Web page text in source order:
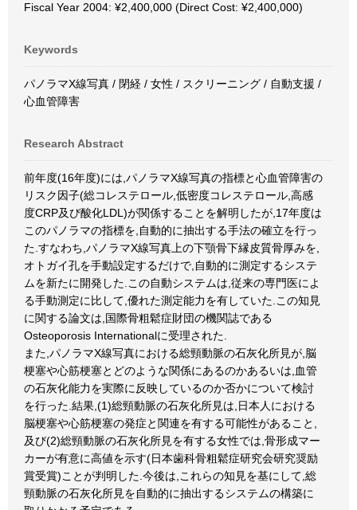
Fiscal Year 2004: ¥2,400,000 (Direct Cost: ¥2,400,000)
Keywords
パノラマX線写真 / 閉経 / 女性 / スクリーニング / 自動支援 /
心血管障害
Research Abstract
前年度(16年度)には,パノラマX線写真の指標と心血管障害の
リスク因子(総コレステロール,低密度コレステロール,高感
度CRP及び酸化LDL)が関係することを解明したが,17年度は
このパノラマの指標を,自動的に抽出する手法の確立を行っ
た.すなわち,パノラマX線写真上の下顎骨下縁皮質骨厚みを,
オトガイ孔を手動設定するだけで,自動的に測定するシステ
ムを新たに開発した.この自動システムは,従来の専門医によ
る手動測定に比して,優れた測定能力を有していた.この知見
に関する論文は,国際骨粗鬆症財団の機関誌である
Osteoporosis Internationalに受理された.
また,パノラマX線写真における総頸動脈の石灰化所見が,脳
梗塞や心筋梗塞とどのような関係にあるのかあるいは,血管
の石灰化能力を実際に反映しているのか否かについて検討
を行った.結果,(1)総頸動脈の石灰化所見は,日本人における
脳梗塞や心筋梗塞の発症と関連を有する可能性があること,
及び(2)総頸動脈の石灰化所見を有する女性では,骨形成マー
カーが有意に高値を示す(日本歯科骨粗鬆症研究会研究奨励
賞受賞)ことが判明した.今後は,これらの知見を基にして,総
頸動脈の石灰化所見を自動的に抽出するシステムの構築に